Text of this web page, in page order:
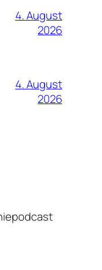
4. August
2026
4. August
2026